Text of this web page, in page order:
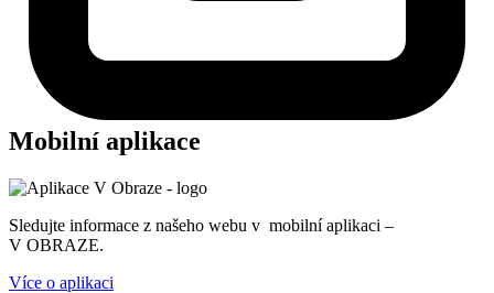
Mobilní aplikace
Sledujte informace z našeho webu v mobilní aplikaci –
V OBRAZE.
Více o aplikaci